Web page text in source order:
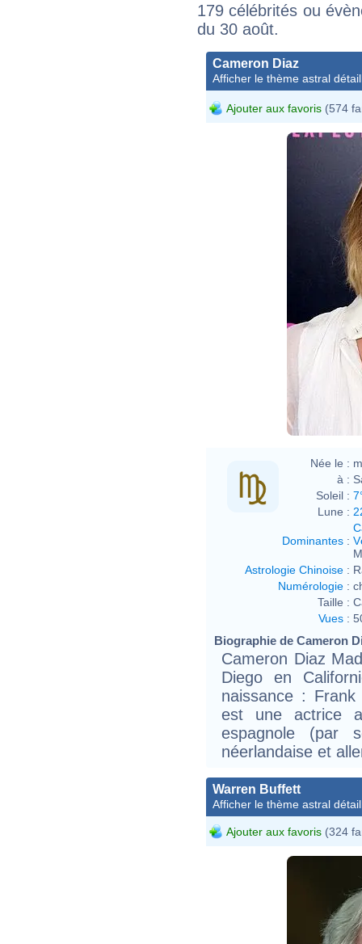
179 célébrités ou
du 30 août.
Cameron Diaz
Afficher le thème astral
Ajouter aux favoris (574
Née le :
à :
Soleil :
Lune :
Dominantes :
Astrologie Chinoise :
Numérologie :
Taille :
Vues :
Biographie de Cameron
Cameron Diaz
Diego en
naissance :
est une actrice
espagnole (par
néerlandaise et
Warren Buffett
Afficher le thème astral
Ajouter aux favoris (324